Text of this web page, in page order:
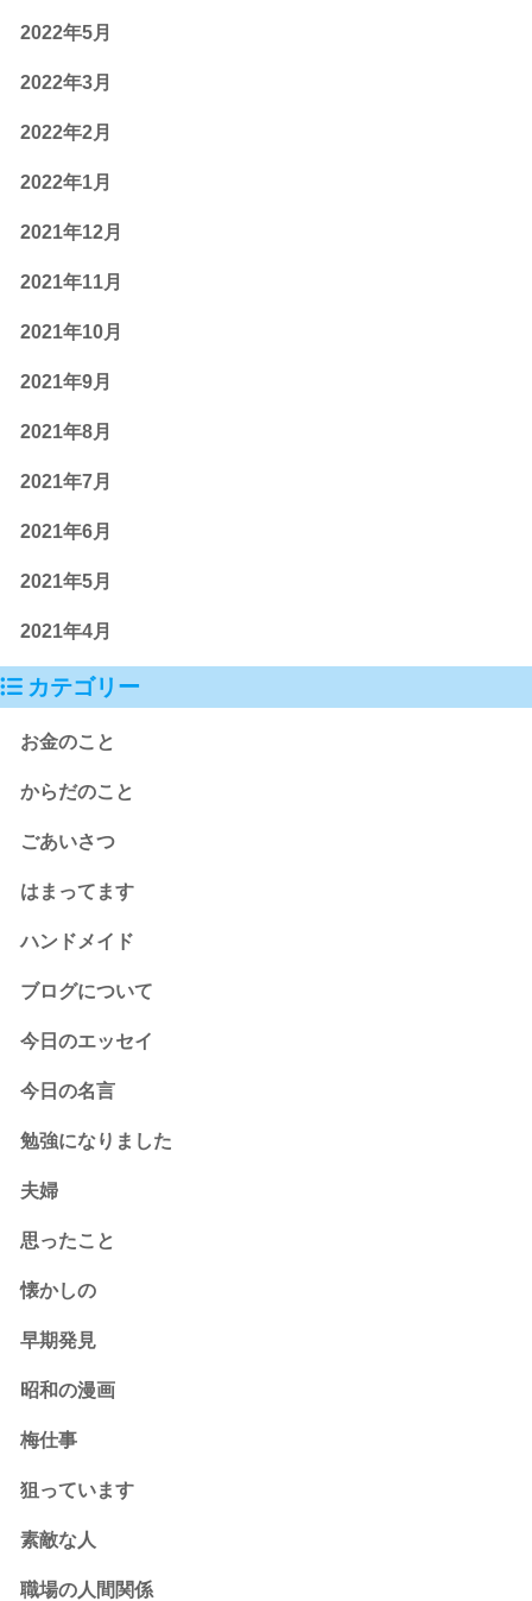
2022年5月
2022年3月
2022年2月
2022年1月
2021年12月
2021年11月
2021年10月
2021年9月
2021年8月
2021年7月
2021年6月
2021年5月
2021年4月
カテゴリー
お金のこと
からだのこと
ごあいさつ
はまってます
ハンドメイド
ブログについて
今日のエッセイ
今日の名言
勉強になりました
夫婦
思ったこと
懐かしの
早期発見
昭和の漫画
梅仕事
狙っています
素敵な人
職場の人間関係